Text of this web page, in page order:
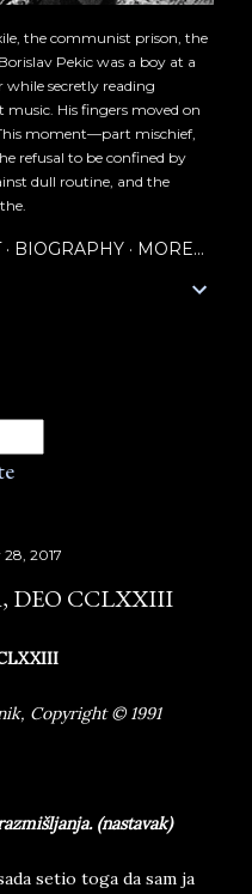
the communist prison, the
Pekic was a boy at a
secretly reading
music. His fingers moved on
moment—part mischief,
refusal to be confined by
dull routine, and the
BIOGRAPHY MORE…
2017
DEO CCLXXIII
Copyright © 1991
(nastavak)
setio toga da sam ja